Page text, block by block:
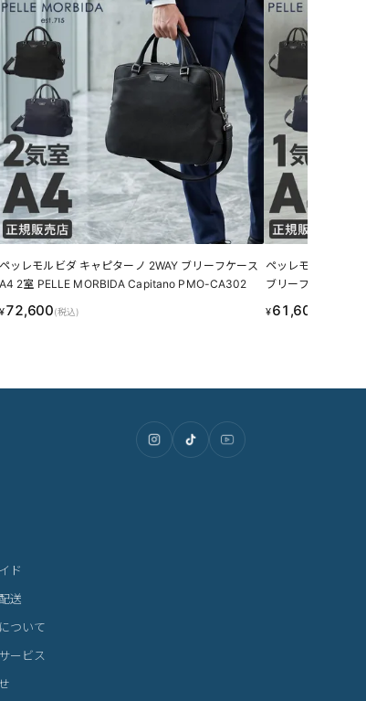
ペッレモルビダ キャピターノ 2WAY ブリーフケース
A4 2室 PELLE MORBIDA Capitano PMO-CA302
¥72,600(税込)
ペッレモルビダ キ
ブリーフケース A4
O-CA301
¥61,600
ド
送
ついて
ービス